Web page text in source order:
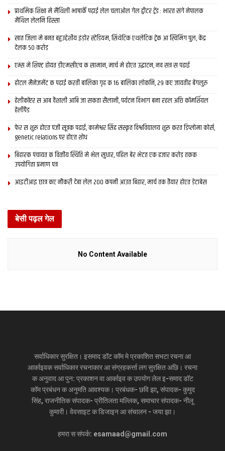
मैथि‍ली मे ऑफलाइन पोथी त बिकेते नहि अछि । ऑनलाइन मे कोना अहाँ
स्कोप तकलिए ?
देखि‍यो मैथि‍ली मे घरे-घर प्रकाशक भए गेल अछि । आ ओ सब किताब बिकेबा
स बेसी किताब छपेबा मे लागल रहैत अछि । दोसर मैथि‍ली पोथी क दोकान
सेहो नहिये क बराबर अछि । आ दोसर सबसे पैघ गप मैथि‍ली पोथी क सबसे
पैघ पाठक वर्ग अप्रवासी मैथि‍ल अछि । हम अहाँक बता दी जे सैप्पी मार्ट सबसे
बेसी दिल्ली, बंबई आ कोलकाता मे पोथी बेचैत अछि । आन आन चीजक वस्तू
अहाँक स्टार्टअप खूब फलय फूलय । इसमाद मार्फत पाठक लए कोनो सुझाव,
सलाह ।
निश्चीत हम एतबे टा कहय चाहब जे मैथि‍ली मे कियो भी अगर सार्थक काज
Tags: Bihar bihar news Sappy Mart SappyMart
प्राथमिक शि‍क्षा मे मैथि‍ली भाषाकेँ पढ़ाई लेल चलाओल गेल ट्वीटर ट्रेंड : भारत संगे नेपालक
मैथिल लेलनि हिस्सा
सात जिला मे बनत बहुउद्देशीय इंडोर स्‍टेडि‍यम, सिंथेटिक एथलेटिक ट्रेक आ स्विमिंग पुल, केंद्र
देलक 50 करोड़
एम्स मे शिफ्ट होयत डीएमसीएच क सामान, मार्च मे होएत उद्घाटन, नव सत्र स पढाई
होटल मैनेजमेंट क पढ़ाई करती बालिका गृह क 16 बालिका लोकनि, 29 कए जायतीह बेंगलुरु
हेलीकॉप्टर स आब वैशाली आबि जा सकता सैलानी, पर्यटन विभाग बना रहल अछि कॉमर्शियल
हेलीपैड
फेर स शुरू होएत पंजी सूत्रक पढाई, कामेश्वर सिंह संस्कृत विश्वविद्यालय शुरू करत डिप्लोमा कोर्स,
genetic relations पर होएत शोध
बिहारक पंचायत क वित्‍तीय स्थिति मे भेल सुधार, पहिल बेर भेटत एक हजार करोड़ तकक
उपयोगिता प्रमाण पत्र
आइटीआइ छात्र कए नौकरी देबा लेल 200 कंपनी आउत बिहार, मार्च तक तैयार होएत डेटाबेस
बेसी पढ़ल गेल
No Content Available
सर्वाधिकार सुरक्षित। इसमाद डॉट कॉम मे प्रकाशित सभटा रचना आ
आर्काइवक सर्वाधिकार रचनाकार आ संग्रहकर्त्ता लग सुरक्षित अछि। रचना
क अनुवाद आ पुन: प्रकाशन वा आर्काइव क उपयोग लेल इ-समाद डॉट
कॉम प्रबंधन क अनुमति आवश्यक। प्रबंधक- छवि झा, संपादक- कुमुद
सिंह, राजनीतिक संपादक- प्रीतिलता मल्लिक, समाचार संपादक- नीलू
कुमारी। वेवसाइट क डिजाइन आ संचालन - जया झा।
हमरा स संपर्क: esamaad@gmail.com